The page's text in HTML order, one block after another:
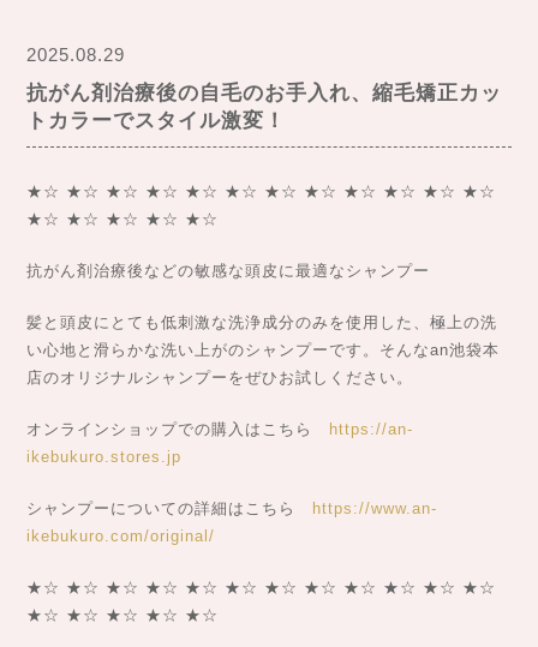
2025.08.29
抗がん剤治療後の自毛のお手入れ、縮毛矯正カッ
トカラーでスタイル激変！
★☆ ★☆ ★☆ ★☆ ★☆ ★☆ ★☆ ★☆ ★☆ ★☆ ★☆ ★☆
★☆ ★☆ ★☆ ★☆ ★☆
抗がん剤治療後などの敏感な頭皮に最適なシャンプー
髪と頭皮にとても低刺激な洗浄成分のみを使用した、極上の洗
い心地と滑らかな洗い上がのシャンプーです。そんなan池袋本
店のオリジナルシャンプーをぜひお試しください。
オンラインショップでの購入はこちら
https://an-
ikebukuro.stores.jp
シャンプーについての詳細はこちら
https://www.an-
ikebukuro.com/original/
★☆ ★☆ ★☆ ★☆ ★☆ ★☆ ★☆ ★☆ ★☆ ★☆ ★☆ ★☆
★☆ ★☆ ★☆ ★☆ ★☆